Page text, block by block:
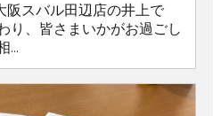
阪スバル田辺店の井上で
り、皆さまいかがお過ごし
...